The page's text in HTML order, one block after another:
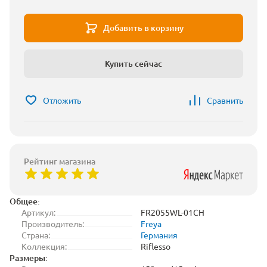
Общее:
Артикул:
FR2055WL-01CH
Производитель:
Freya
Страна:
Германия
Коллекция:
Riflesso
Размеры:
Добавить в корзину
Купить сейчас
Отложить Сравнить
Рейтинг магазина